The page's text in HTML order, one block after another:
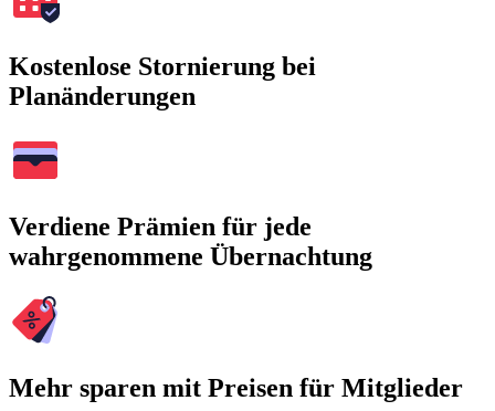
Kostenlose Stornierung bei
Planänderungen
Verdiene Prämien für jede
wahrgenommene Übernachtung
Mehr sparen mit Preisen für Mitglieder